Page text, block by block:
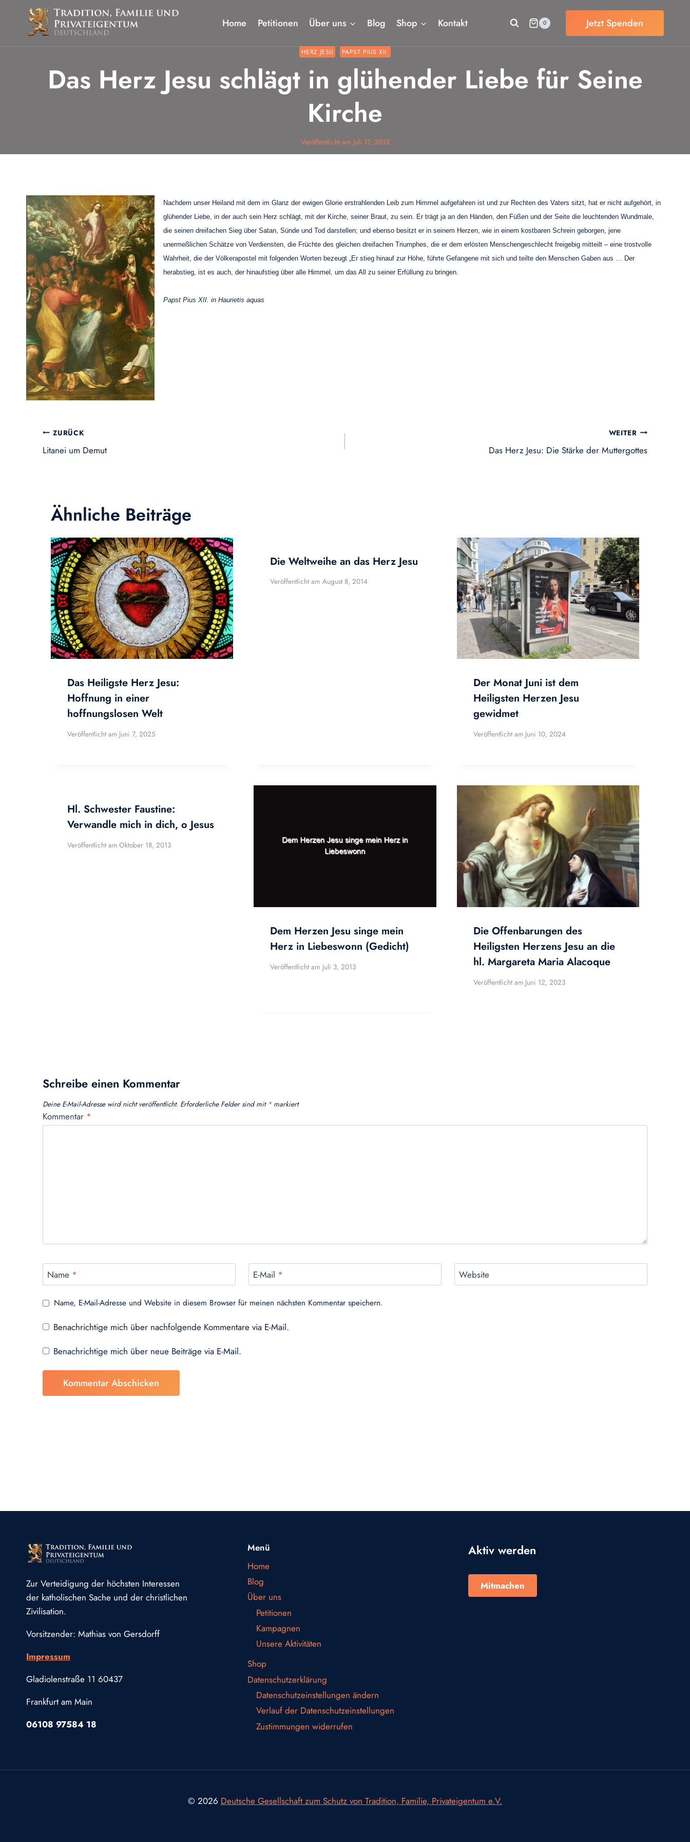
springen
Home Petitionen Über uns Blog Shop Kontakt 0 Jetzt Spenden
HERZ JESU PAPST PIUS XII.
Das Herz Jesu schlägt in glühender Liebe für Seine
Kirche
Veröffentlicht am Juli 17, 2013
Nachdem unser Heiland mit dem im Glanz der ewigen Glorie erstrahlenden Leib zum Himmel aufgefahren ist und zur Rechten des Vaters sitzt, hat er nicht aufgehört, in
glühender Liebe, in der auch sein Herz schlägt, mit der Kirche, seiner Braut, zu sein. Er trägt ja an den Händen, den Füßen und der Seite die leuchtenden Wundmale,
die seinen dreifachen Sieg über Satan, Sünde und Tod darstellen; und ebenso besitzt er in seinem Herzen, wie in einem kostbaren Schrein geborgen, jene
unermeßlichen Schätze von Verdiensten, die Früchte des gleichen dreifachen Triumphes, die er dem erlösten Menschengeschlecht freigebig mitteilt – eine trostvolle
Wahrheit, die der Völkerapostel mit folgenden Worten bezeugt „Er stieg hinauf zur Höhe, führte Gefangene mit sich und teilte den Menschen Gaben aus … Der
herabstieg, ist es auch, der hinaufstieg über alle Himmel, um das All zu seiner Erfüllung zu bringen.
Papst Pius XII. in Haurietis aquas
Beitragsnavigation
ZURÜCK
Litanei um Demut
WEITER
Das Herz Jesu: Die Stärke der Muttergottes
Ähnliche Beiträge
Das Heiligste Herz Jesu:
Hoffnung in einer
hoffnungslosen Welt
Veröffentlicht am Juni 7, 2025
Die Weltweihe an das Herz Jesu
Veröffentlicht am August 8, 2014
Der Monat Juni ist dem
Heiligsten Herzen Jesu
gewidmet
Veröffentlicht am Juni 10, 2024
Hl. Schwester Faustine:
Verwandle mich in dich, o Jesus
Veröffentlicht am Oktober 18, 2013
Dem Herzen Jesu singe mein
Herz in Liebeswonn (Gedicht)
Veröffentlicht am Juli 3, 2013
Die Offenbarungen des
Heiligsten Herzens Jesu an die
hl. Margareta Maria Alacoque
Veröffentlicht am Juni 12, 2023
Schreibe einen Kommentar
Deine E-Mail-Adresse wird nicht veröffentlicht. Erforderliche Felder sind mit *markiert
Kommentar *
Name * E-Mail * Website
Name, E-Mail-Adresse und Website in diesem Browser für meinen nächsten Kommentar speichern.
Benachrichtige mich über nachfolgende Kommentare via E-Mail.
Benachrichtige mich über neue Beiträge via E-Mail.
Zur Verteidigung der höchsten Interessen
der katholischen Sache und der christlichen
Zivilisation.
Vorsitzender: Mathias von Gersdorff
Impressum
Gladiolenstraße 11 60437
Frankfurt am Main
06108 97584 18
Menü
Home
Blog
Über uns
Petitionen
Kampagnen
Unsere Aktivitäten
Shop
Datenschutzerklärung
Datenschutzeinstellungen ändern
Verlauf der Datenschutzeinstellungen
Zustimmungen widerrufen
Aktiv werden
Mitmachen
© 2026 Deutsche Gesellschaft zum Schutz von Tradition, Familie, Privateigentum e.V.